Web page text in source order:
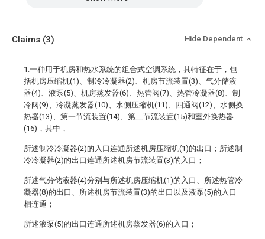
Claims (3) Hide Dependent
1.一种用于机房和热水系统的组合式空调系统，其特征在于，包
括机房压缩机(1)、制冷冷凝器(2)、机房节流装置(3)、气分储液
器(4)、液泵(5)、机房蒸发器(6)、热管阀(7)、热管冷凝器(8)、制
冷阀(9)、冷凝蒸发器(10)、水侧压缩机(11)、四通阀(12)、水侧换
热器(13)、第一节流装置(14)、第二节流装置(15)和室外换热器
(16)，其中，
所述制冷冷凝器(2)的入口连通所述机房压缩机(1)的出口；所述制
冷冷凝器(2)的出口连通所述机房节流装置(3)的入口；
所述气分储液器(4)分别与所述机房压缩机(1)的入口、所述热管冷
凝器(8)的出口、所述机房节流装置(3)的出口以及液泵(5)的入口
相连通；
所述液泵(5)的出口连通所述机房蒸发器(6)的入口；